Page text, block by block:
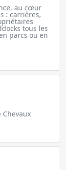
au cœur
: carrières,
tous les
parcs ou en
Chevaux